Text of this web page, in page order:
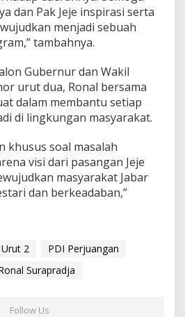
dan Pak Jeje inspirasi serta
menjadi sebuah
tambahnya.
Gubernur dan Wakil
urut dua, Ronal bersama
dalam membantu setiap
di lingkungan masyarakat.
khusus soal masalah
visi dari pasangan Jeje
masyarakat Jabar
dan berkeadaban,”
2
PDI Perjuangan
Surapradja
Follow Us